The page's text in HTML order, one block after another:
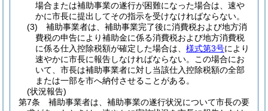
場合または補助事業の遂行が困難になった場合は、速や
かに市長に提出してその指示を受けなければならない。
(3)
補助事業者は、補助事業完了後に消費税および地方消
費税の申告により補助金に係る消費税および地方消費税
に係る仕入控除税額が確定した場合は、 様式第3号により
速やかに市長に報告しなければならない。
この場合にお
いて、市長は補助事業者に対し当該仕入控除税額の全部
または一部を市へ納付させることがある。
(状況報告)
第7条
補助事業者は、補助事業の遂行状況について市長の要